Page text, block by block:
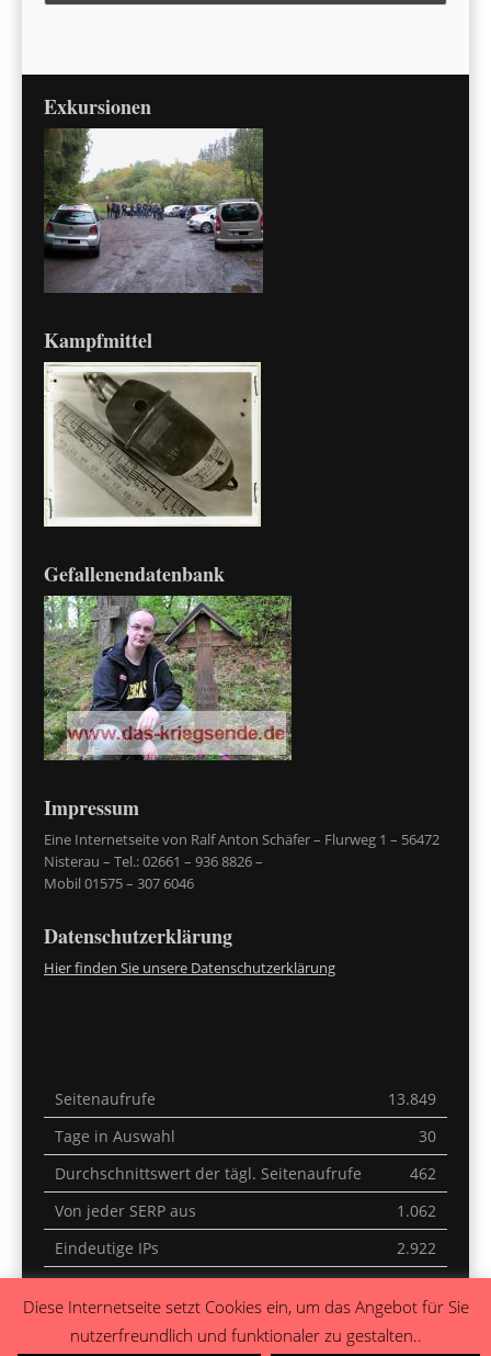
Exkursionen
Kampfmittel
Gefallenendatenbank
Impressum
Eine Internetseite von Ralf Anton Schäfer – Flurweg 1 – 56472
Nisterau – Tel.: 02661 – 936 8826 –
Mobil 01575 – 307 6046
Datenschutzerklärung
Hier finden Sie unsere Datenschutzerklärung
Seitenaufrufe
13.849
Tage in Auswahl
30
Durchschnittswert der tägl. Seitenaufrufe
462
Von jeder SERP aus
1.062
Eindeutige IPs
2.922
Letzte 30 Minuten
3
Diese Internetseite setzt Cookies ein, um das Angebot für Sie
nutzerfreundlich und funktionaler zu gestalten..